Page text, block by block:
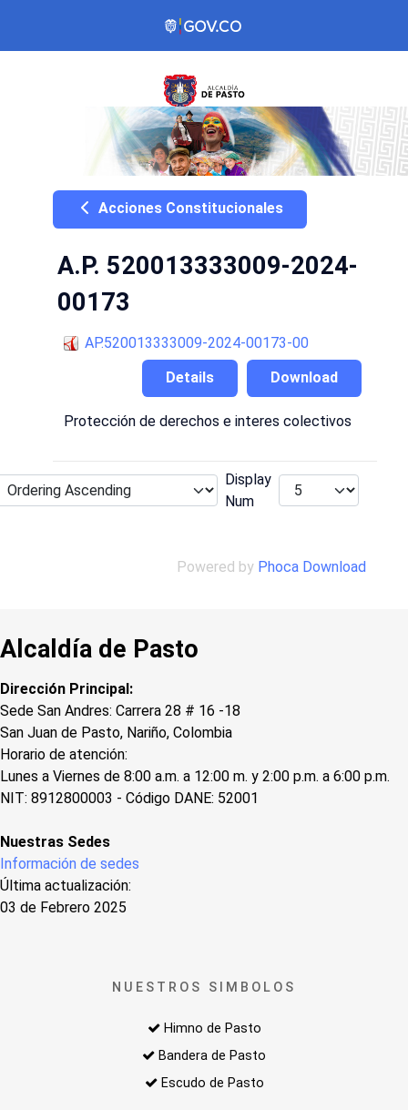
Acciones Constitucionales
A.P. 520013333009-2024-
00173
AP.520013333009-2024-00173-00
Download
Details
Protección de derechos e interes colectivos
Display
Num
Powered by Phoca Download
Alcaldía de Pasto
Dirección Principal:
Sede San Andres: Carrera 28 # 16 -18
San Juan de Pasto, Nariño, Colombia
Horario de atención:
Lunes a Viernes de 8:00 a.m. a 12:00 m. y 2:00 p.m. a 6:00 p.m.
NIT: 8912800003 - Código DANE: 52001
Nuestras Sedes
Información de sedes
Última actualización:
03 de Febrero 2025
NUESTROS SIMBOLOS
Himno de Pasto
Bandera de Pasto
Escudo de Pasto